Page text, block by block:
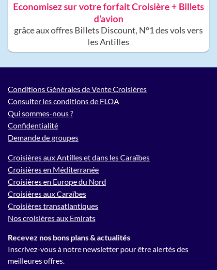
Economisez sur votre forfait Croisière + Billets
d’avion
grâce aux offres Billets Discount, N°1 des vols vers
les Antilles
Conditions Générales de Vente Croisières
Consulter les conditions de FLOA
Qui sommes-nous ?
Confidentialité
Demande de groupes
Croisières aux Antilles et dans les Caraïbes
Croisières en Méditerranée
Croisières en Europe du Nord
Croisières aux Caraïbes
Croisières transatlantiques
Nos croisières aux Emirats
Recevez nos bons plans & actualités
Inscrivez-vous à notre newsletter pour être alertés des
meilleures offres.